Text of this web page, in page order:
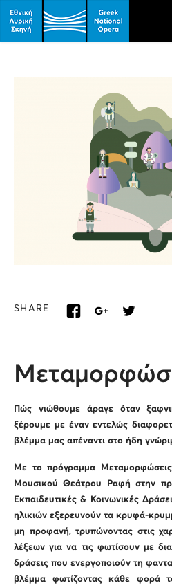
SHARE
Πώς νιώθουμε άραγε όταν
ξέρουμε με έναν εντελώς
βλέμμα μας απέναντι στο ήδη
Με το πρόγραμμα
Μουσικού Θεάτρου Ραφή στην
Εκπαιδευτικές & Κοινωνικές
ηλικιών εξερευνούν τα κρυφά-
μη προφανή, τρυπώνοντας στις
λέξεων για να τις φωτίσουν με
δράσεις που ενεργοποιούν τη
βλέμμα φωτίζοντας κάθε φορά